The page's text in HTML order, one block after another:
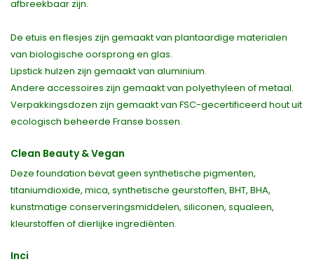
afbreekbaar zijn.
De etuis en flesjes zijn gemaakt van plantaardige materialen
van biologische oorsprong en glas.
Lipstick hulzen zijn gemaakt van aluminium.
Andere accessoires zijn gemaakt van polyethyleen of metaal.
Verpakkingsdozen zijn gemaakt van FSC-gecertificeerd hout uit
ecologisch beheerde Franse bossen.
Clean Beauty & Vegan
Deze foundation bevat geen synthetische pigmenten,
titaniumdioxide, mica, synthetische geurstoffen, BHT, BHA,
kunstmatige conserveringsmiddelen, siliconen, squaleen,
kleurstoffen of dierlijke ingrediënten.
Inci